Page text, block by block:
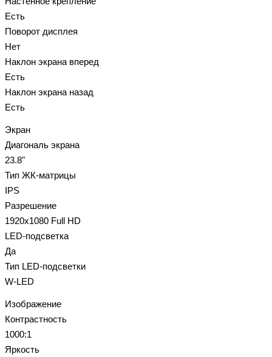
Есть
Поворот дисплея
Нет
Наклон экрана вперед
Есть
Наклон экрана назад
Есть
Экран
Диагональ экрана
23.8"
Тип ЖК-матрицы
IPS
Разрешение
1920x1080 Full HD
LED-подсветка
Да
Тип LED-подсветки
W-LED
Изображение
Контрастность
1000:1
Яркость